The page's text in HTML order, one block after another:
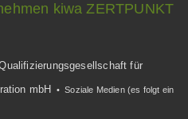
kiwa ZERTPUNKT
für
mbH
• Soziale Medien (es folgt ein